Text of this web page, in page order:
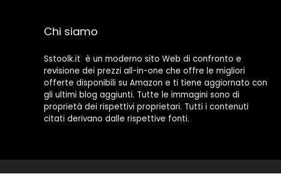
Chi siamo
Sstoolk.it è un moderno sito Web di confronto e
revisione dei prezzi all-in-one che offre le migliori
offerte disponibili su Amazon e ti tiene aggiornato con
gli ultimi blog aggiunti. Tutte le immagini sono di
proprietà dei rispettivi proprietari. Tutti i contenuti
citati derivano dalle rispettive fonti.
2022 © Sstoolk.it Tutti i diritti riservati